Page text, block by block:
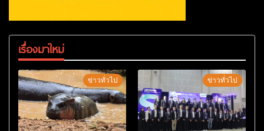
เรื่องมาใหม่
ข่าวทั่วไป ข่าวทั่วไป